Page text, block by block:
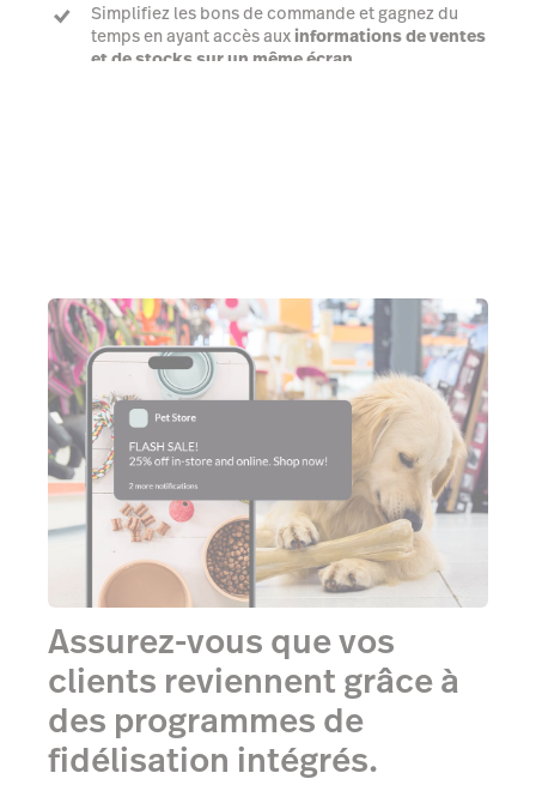
Simplifiez les bons de commande et gagnez du
temps en ayant accès aux informations de ventes
et de stocks sur un même écran
Assurez-vous que vos
clients reviennent grâce à
des programmes de
fidélisation intégrés.